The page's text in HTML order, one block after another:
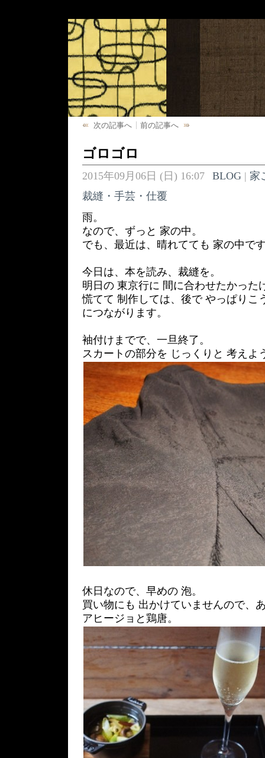
次の記事へ 前の記事へ
ゴロゴロ
2015年09月06日 (日) 16:07 BLOG| 家
裁縫・手芸・仕覆
雨。
なので、ずっと 家の中。
でも、最近は、晴れてても 家の中で
今日は、本を読み、裁縫を。
明日の 東京行に 間に合わせたかった
慌てて 制作しては、後で やっぱりこ
につながります。
袖付けまでで、一旦終了。
スカートの部分を じっくりと 考えよ
休日なので、早めの 泡。
買い物にも 出かけていませんので、
アヒージョと鶏唐。